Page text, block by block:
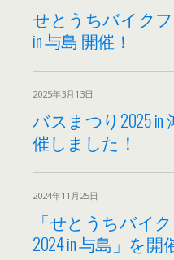
せとうちバイクフ
in 与島 開催！
2025年3月13日
バスまつり2025 in
催しました！
2024年11月25日
「せとうちバイ
2024 in 与島」を開